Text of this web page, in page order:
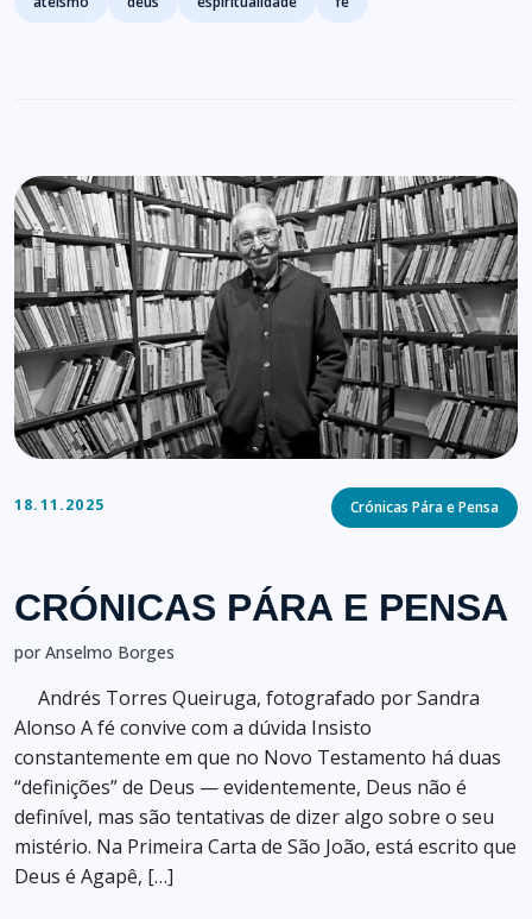
18.11.2025 Categories
Crónicas Pára e Pensa
CRÓNICAS PÁRA E PENSA
por Anselmo Borges
Andrés Torres Queiruga, fotografado por Sandra
Alonso A fé convive com a dúvida Insisto
constantemente em que no Novo Testamento há duas
“definições” de Deus — evidentemente, Deus não é
definível, mas são tentativas de dizer algo sobre o seu
mistério. Na Primeira Carta de São João, está escrito que
Deus é Agapê, […]